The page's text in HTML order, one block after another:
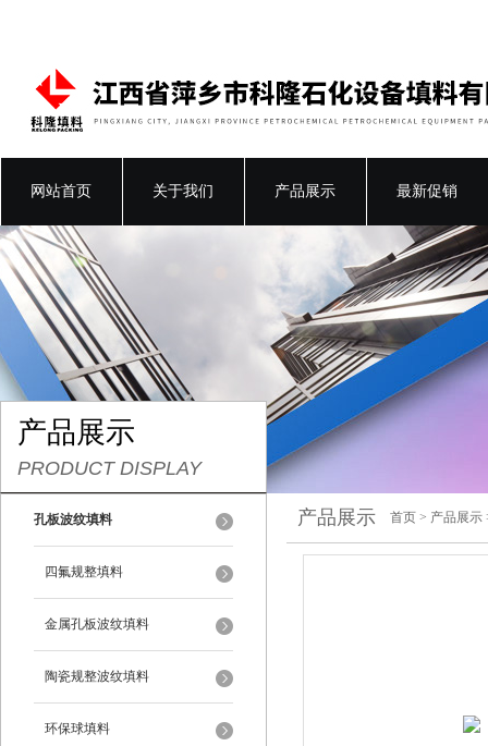
网站首页 关于我们 产品展示 最新促销
产品展示
PRODUCT DISPLAY
孔板波纹填料
四氟规整填料
金属孔板波纹填料
陶瓷规整波纹填料
环保球填料
产品展示 首页 > 产品展示